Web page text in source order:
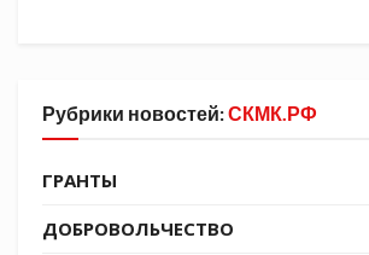
Рубрики новостей:СКМК.РФ
ГРАНТЫ
ДОБРОВОЛЬЧЕСТВО